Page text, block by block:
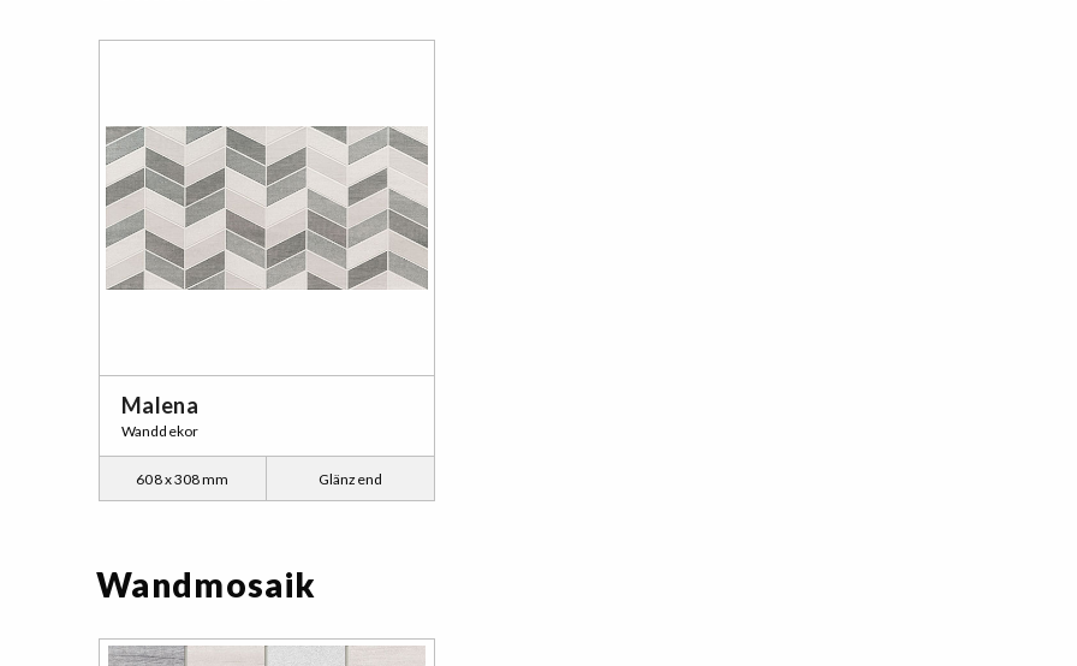
Malena
Wanddekor
608 x 308 mm Glänzend
Wandmosaik